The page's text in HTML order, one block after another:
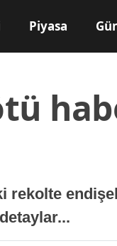
Piyasa
rekolte